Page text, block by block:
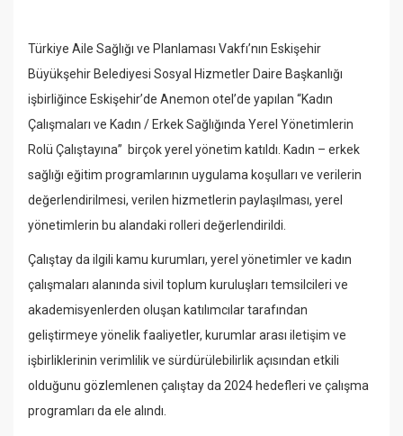
Türkiye Aile Sağlığı ve Planlaması Vakfı’nın Eskişehir
Büyükşehir Belediyesi Sosyal Hizmetler Daire Başkanlığı
işbirliğince Eskişehir’de Anemon otel’de yapılan “Kadın
Çalışmaları ve Kadın / Erkek Sağlığında Yerel Yönetimlerin
Rolü Çalıştayına” birçok yerel yönetim katıldı. Kadın – erkek
sağlığı eğitim programlarının uygulama koşulları ve verilerin
değerlendirilmesi, verilen hizmetlerin paylaşılması, yerel
yönetimlerin bu alandaki rolleri değerlendirildi.
Çalıştay da ilgili kamu kurumları, yerel yönetimler ve kadın
çalışmaları alanında sivil toplum kuruluşları temsilcileri ve
akademisyenlerden oluşan katılımcılar tarafından
geliştirmeye yönelik faaliyetler, kurumlar arası iletişim ve
işbirliklerinin verimlilik ve sürdürülebilirlik açısından etkili
olduğunu gözlemlenen çalıştay da 2024 hedefleri ve çalışma
programları da ele alındı.